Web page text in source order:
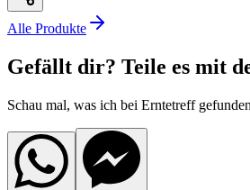
Alle Produkte
Gefällt dir? Teile es mit
Schau mal, was ich bei Erntetreff